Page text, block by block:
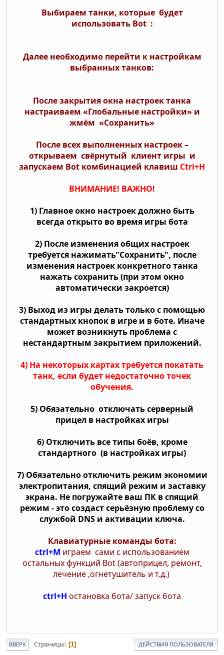
Выбираем танки, которые будет
использовать Bot :
Далее необходимо перейти к настройкам
выбранных танков:
После закрытия окна настроек танка
настраиваем «Глобальные настройки» и
жмём «Сохранить»
После всех выполненных настроек –
открываем свёрнутый клиент игры и
запускаем Bot комбинацией клавиш Ctrl+H
ВНИМАНИЕ! ВАЖНО!
1) Главное окно настроек должно быть
всегда открыто во время игры бота
2) После изменения общих настроек
требуется нажимать"Сохранить", после
изменения настроек конкретного танка
нажать сохранить (при этом окно
автоматически закроется)
3) Выход из игры делать только с помощью
стандартных кнопок в игре и в боте. Иначе
может возникнуть проблема с
нестандартным закрытием приложений.
4) На некоторых картах требуется покатать
танк, если будет недостаточно точек
обучения.
5) Обязательно отключать серверный
прицел в настройках игры
6) Отключить все типы боёв, кроме
стандартного (в настройках игры)
7) Обязательно отключить режим экономии
электропитания, спящий режим и заставку
экрана. Не погружайте ваш ПК в спящий
режим - это создаст серьёзную проблему со
службой DNS и активации ключа.
Клавиатурные команды бота:
ctrl+M играем сами с использованием
остальных функций Bot (автоприцел, ремонт,
лечение ,огнетушитель и т.д.)
ctrl+H остановка бота/ запуск бота
ВВЕРХ Страницы 1 ДЕЙСТВИЯ ПОЛЬЗОВАТЕЛЯ